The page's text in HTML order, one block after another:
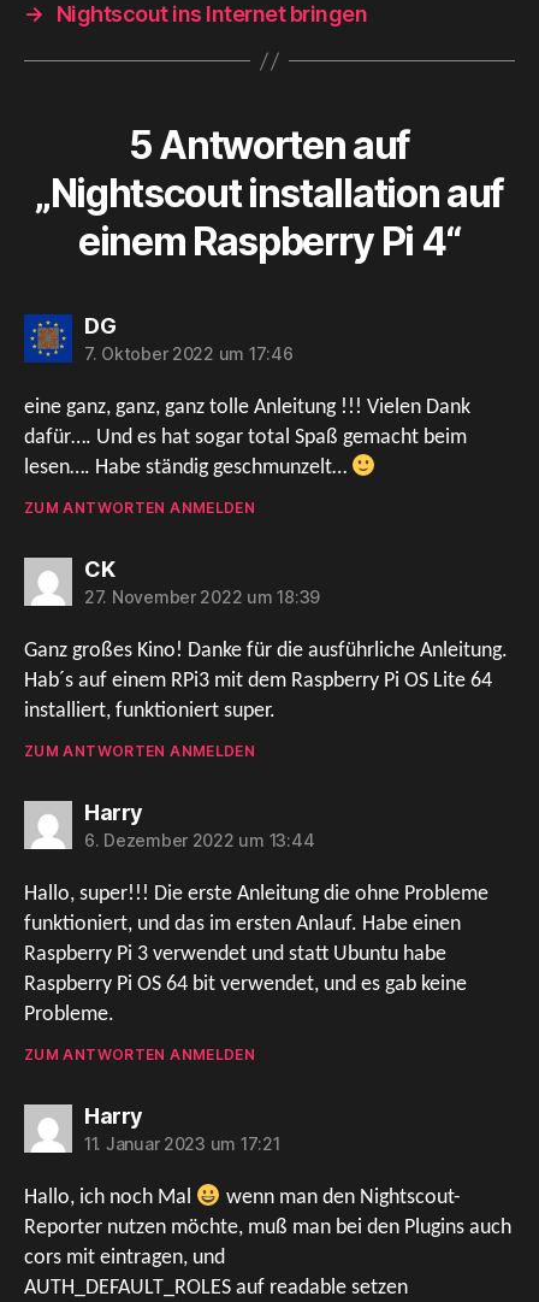
→ Nightscout ins Internet bringen
5 Antworten auf
„Nightscout installation auf
einem Raspberry Pi 4“
DGsagt:
7. Oktober 2022 um 17:46
eine ganz, ganz, ganz tolle Anleitung !!! Vielen Dank
dafür…. Und es hat sogar total Spaß gemacht beim
lesen…. Habe ständig geschmunzelt…
ZUM ANTWORTEN ANMELDEN
CKsagt:
27. November 2022 um 18:39
Ganz großes Kino! Danke für die ausführliche Anleitung.
Hab´s auf einem RPi3 mit dem Raspberry Pi OS Lite 64
installiert, funktioniert super.
ZUM ANTWORTEN ANMELDEN
Harrysagt:
6. Dezember 2022 um 13:44
Hallo, super!!! Die erste Anleitung die ohne Probleme
funktioniert, und das im ersten Anlauf. Habe einen
Raspberry Pi 3 verwendet und statt Ubuntu habe
Raspberry Pi OS 64 bit verwendet, und es gab keine
Probleme.
ZUM ANTWORTEN ANMELDEN
Harrysagt:
11. Januar 2023 um 17:21
Hallo, ich noch Mal
wenn man den Nightscout-
Reporter nutzen möchte, muß man bei den Plugins auch
cors mit eintragen, und
AUTH_DEFAULT_ROLES auf readable setzen